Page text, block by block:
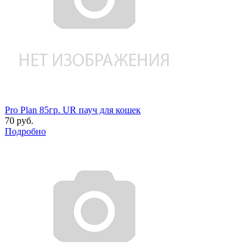
Pro Plan 85гр. UR пауч для кошек
70 руб.
Подробно